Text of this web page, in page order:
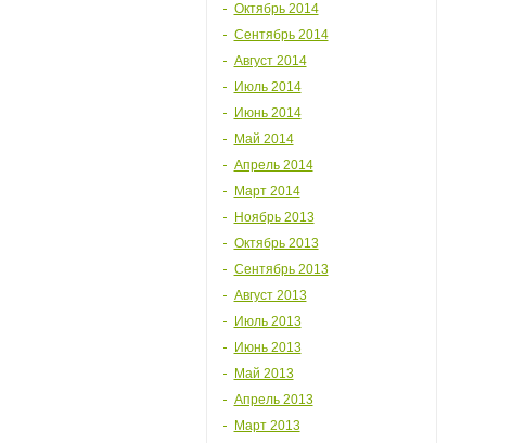
Октябрь 2014
Сентябрь 2014
Август 2014
Июль 2014
Июнь 2014
Май 2014
Апрель 2014
Март 2014
Ноябрь 2013
Октябрь 2013
Сентябрь 2013
Август 2013
Июль 2013
Июнь 2013
Май 2013
Апрель 2013
Март 2013